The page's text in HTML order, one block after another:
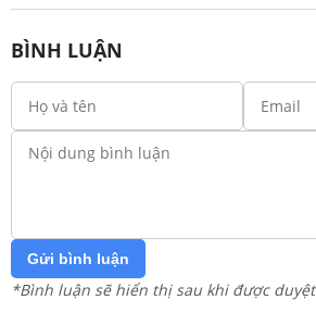
BÌNH LUẬN
Gửi bình luận
*Bình luận sẽ hiển thị sau khi được duyệt